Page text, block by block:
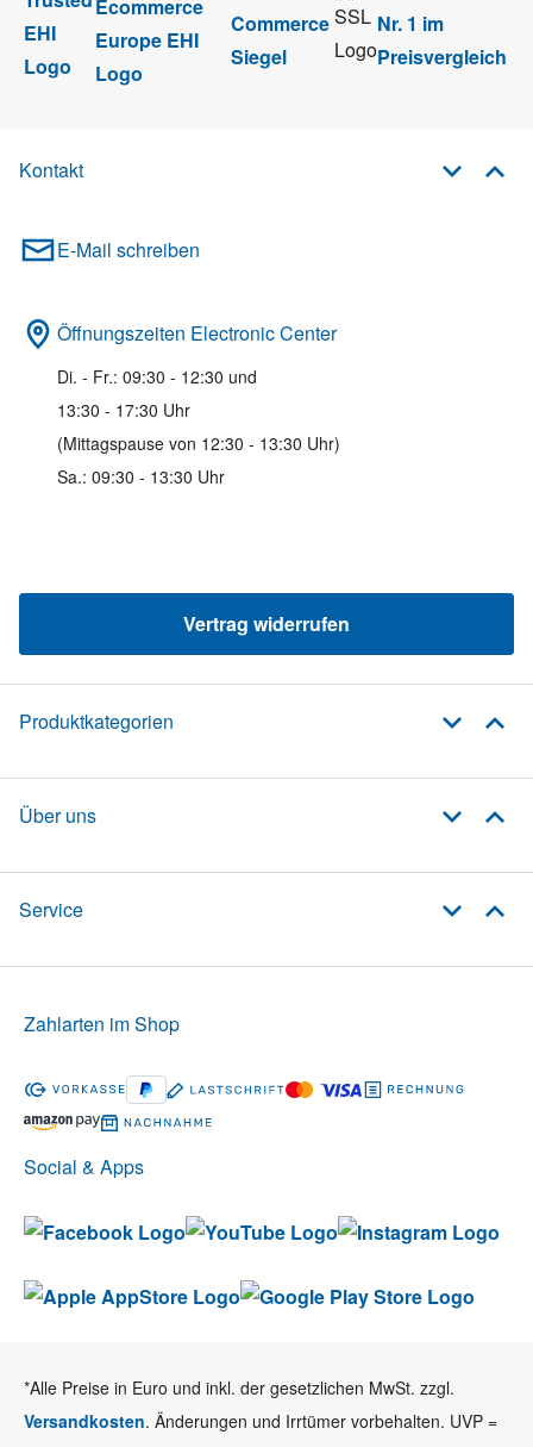
Kontakt
E-Mail schreiben
Öffnungszeiten Electronic Center
Di. - Fr.: 09:30 - 12:30 und
13:30 - 17:30 Uhr
(Mittagspause von 12:30 - 13:30 Uhr)
Sa.: 09:30 - 13:30 Uhr
Vertrag widerrufen
Produktkategorien
Über uns
Service
Social & Apps
Zahlarten im Shop
*Alle Preise in Euro und inkl. der gesetzlichen MwSt. zzgl.
Versandkosten. Änderungen und Irrtümer vorbehalten. UVP =